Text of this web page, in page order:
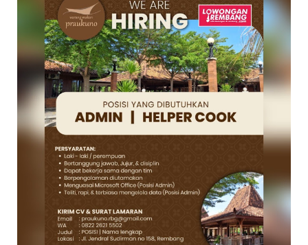
SURAT LAMARAN
RIWAYAT HIDUP